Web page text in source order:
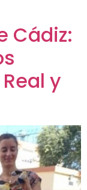
Cádiz:
y